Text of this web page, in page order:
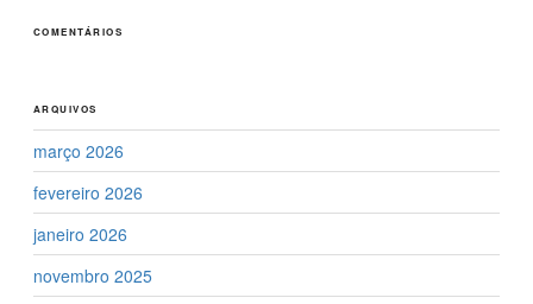
COMENTÁRIOS
ARQUIVOS
março 2026
fevereiro 2026
janeiro 2026
novembro 2025